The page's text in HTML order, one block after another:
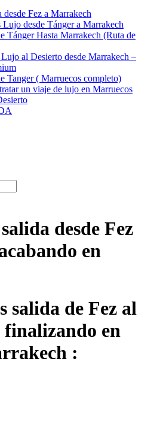
desde Fez a Marrakech
desde Tánger a Marrakech
Tánger Hasta Marrakech (Ruta de
al Desierto desde Marrakech –
Tanger ( Marruecos completo)
un viaje de lujo en Marruecos
desde Fez
en
salida de Fez al
finalizando en
: